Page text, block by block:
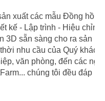
xuất các mẫu Đồng hồ
kế - Lập trình - Hiệu chỉnh
3D sẵn sàng cho ra sản
nhu cầu của Quý khách
văn phòng, đến các
chúng tôi đều đáp